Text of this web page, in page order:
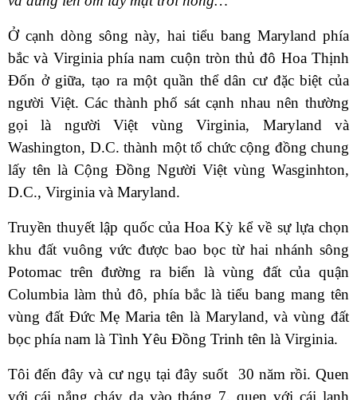
Ở cạnh dòng sông này, hai tiểu bang Maryland phía
bắc và Virginia phía nam cuộn tròn thủ đô Hoa Thịnh
Đốn ở giữa, tạo ra một quần thể dân cư đặc biệt của
người Việt. Các thành phố sát cạnh nhau nên thường
gọi là người Việt vùng Virginia, Maryland và
Washington, D.C. thành một tổ chức cộng đồng chung
lấy tên là Cộng Đồng Người Việt vùng Wasginhton,
D.C., Virginia và Maryland.
Truyền thuyết lập quốc của Hoa Kỳ kể về sự lựa chọn
khu đất vuông vức được bao bọc từ hai nhánh sông
Potomac trên đường ra biển là vùng đất của quận
Columbia làm thủ đô, phía bắc là tiểu bang mang tên
vùng đất Đức Mẹ Maria tên là Maryland, và vùng đất
bọc phía nam là Tình Yêu Đồng Trinh tên là Virginia.
Tôi đến đây và cư ngụ tại đây suốt 30 năm rồi. Quen
với cái nắng cháy da vào tháng 7, quen với cái lạnh